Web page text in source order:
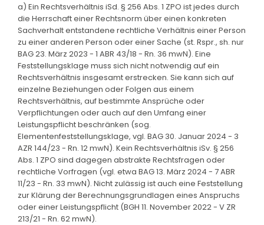
a) Ein Rechtsverhältnis iSd. § 256 Abs. 1 ZPO ist jedes durch
die Herrschaft einer Rechtsnorm über einen konkreten
Sachverhalt entstandene rechtliche Verhältnis einer Person
zu einer anderen Person oder einer Sache (st. Rspr., sh. nur
BAG 23. März 2023 - 1 ABR 43/18 - Rn. 36 mwN). Eine
Feststellungsklage muss sich nicht notwendig auf ein
Rechtsverhältnis insgesamt erstrecken. Sie kann sich auf
einzelne Beziehungen oder Folgen aus einem
Rechtsverhältnis, auf bestimmte Ansprüche oder
Verpflichtungen oder auch auf den Umfang einer
Leistungspflicht beschränken (sog.
Elementenfeststellungsklage, vgl. BAG 30. Januar 2024 - 3
AZR 144/23 - Rn. 12 mwN). Kein Rechtsverhältnis iSv. § 256
Abs. 1 ZPO sind dagegen abstrakte Rechtsfragen oder
rechtliche Vorfragen (vgl. etwa BAG 13. März 2024 - 7 ABR
11/23 - Rn. 33 mwN). Nicht zulässig ist auch eine Feststellung
zur Klärung der Berechnungsgrundlagen eines Anspruchs
oder einer Leistungspflicht (BGH 11. November 2022 - V ZR
213/21 - Rn. 62 mwN).